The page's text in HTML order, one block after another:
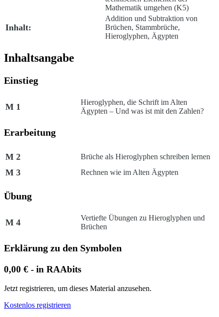
Mathematik umgehen (K5)
Inhalt:
Addition und Subtraktion von
Brüchen, Stammbrüche,
Hieroglyphen, Ägypten
Inhaltsangabe
Einstieg
M 1
Hieroglyphen, die Schrift im Alten
Ägypten – Und was ist mit den Zahlen?
Erarbeitung
M 2 Brüche als Hieroglyphen schreiben lernen
M 3 Rechnen wie im Alten Ägypten
Übung
M 4
Vertiefte Übungen zu Hieroglyphen und
Brüchen
Erklärung zu den Symbolen
0,00 € - in RAAbits
Jetzt registrieren, um dieses Material anzusehen.
Kostenlos registrieren